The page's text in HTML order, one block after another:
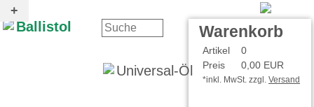
Warenkorb
Artikel
0
Preis
0,00 EUR
*inkl. MwSt. zzgl. Versand